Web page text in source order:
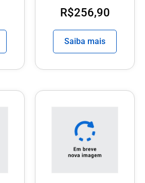
R$256,90
Saiba mais